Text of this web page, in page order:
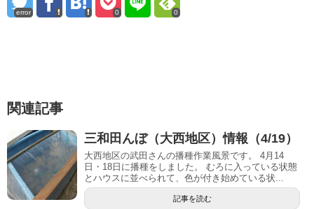
error 0 0
関連記事
三和田んぼ（大西地区）情報（4/19）
大西地区の武田さんの播種作業風景です。 4月14
日・18日に播種をしました。 むろに入っている状態
とハウスに並べられて、色が付き始めている状...
記事を読む